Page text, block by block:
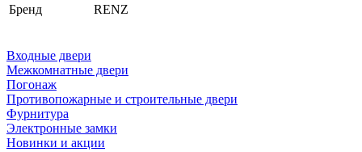
Бренд
RENZ
Входные двери
Межкомнатные двери
Погонаж
Противопожарные и строительные двери
Фурнитура
Электронные замки
Новинки и акции